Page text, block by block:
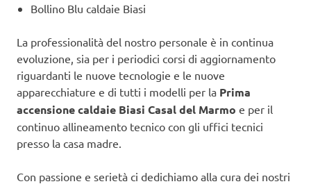
Bollino Blu caldaie Biasi
La professionalità del nostro personale è in continua
evoluzione, sia per i periodici corsi di aggiornamento
riguardanti le nuove tecnologie e le nuove
apparecchiature e di tutti i modelli per la Prima
accensione caldaie Biasi Casal del Marmo e per il
continuo allineamento tecnico con gli uffici tecnici
presso la casa madre.
Con passione e serietà ci dedichiamo alla cura dei nostri